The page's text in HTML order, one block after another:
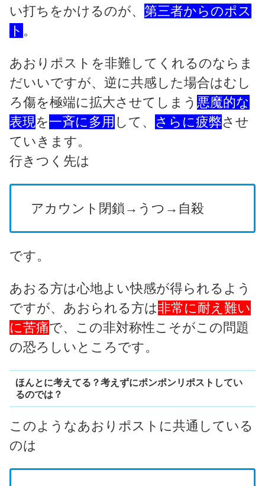
い打ちをかけるのが、 第三者からのポス
ト 。
あおりポストを非難してくれるのならま
だいいですが、逆に共感した場合はむし
ろ傷を極端に拡大させてしまう 悪魔的な
表現を一斉に多用 して、 さらに疲弊させ
ていきます。
行きつく先は
アカウント閉鎖→うつ→自殺
です。
あおる方は心地よい快感が得られるよう
ですが、あおられる方は非常に耐え難い
に苦痛で、この非対称性こそがこの問題
の恐ろしいところです。
ほんとに考えてる？考えずにポンポンリポストしてい
るのでは？
このようなあおりポストに共通している
のは